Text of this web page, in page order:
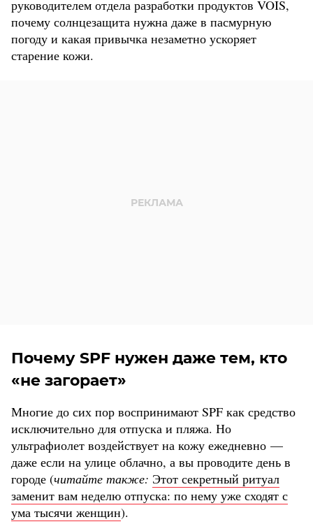
руководителем отдела разработки продуктов VOIS,
почему солнцезащита нужна даже в пасмурную
погоду и какая привычка незаметно ускоряет
старение кожи.
Почему SPF нужен даже тем, кто
«не загорает»
Многие до сих пор воспринимают SPF как средство
исключительно для отпуска и пляжа. Но
ультрафиолет воздействует на кожу ежедневно —
даже если на улице облачно, а вы проводите день в
городе (читайте также: Этот секретный ритуал
заменит вам неделю отпуска: по нему уже сходят с
ума тысячи женщин).